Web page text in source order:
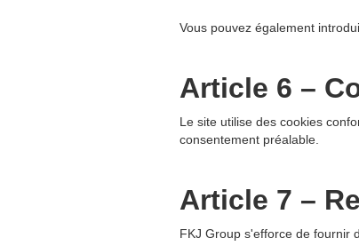
Vous pouvez également
Article 6 –
Le site utilise des cookies
consentement préalable.
Article 7 –
FKJ Group s'efforce de fournir